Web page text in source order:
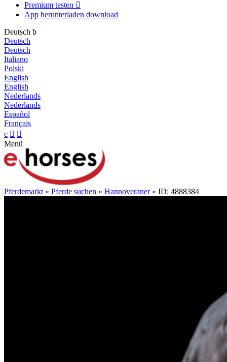
Premium testen 
App herunterladen download
Deutsch b
Deutsch
Deutsch
Italiano
Polski
English
English
Nederlands
Nederlands
Español
Français
c  
Menü
Pferdemarkt » Pferde suchen » Hannoveraner» ID: 4888384